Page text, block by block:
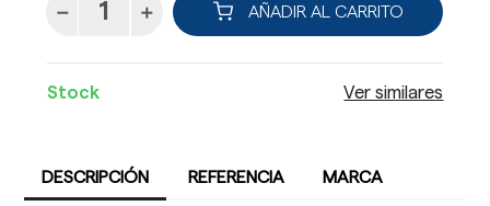
AÑADIR AL CARRITO
Stock Ver similares
DESCRIPCIÓN REFERENCIA MARCA